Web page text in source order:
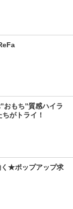
おもち”質感ハイラ
がトライ！
く★ポップアップ求